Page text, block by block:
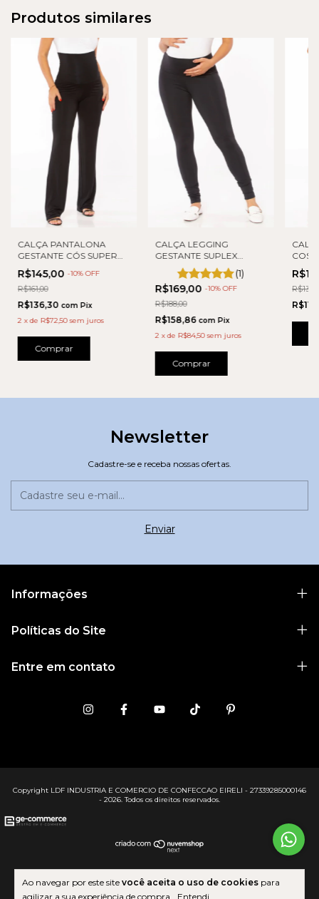
Ao navegar por este site você aceita o uso de cookies para
agilizar a sua experiência de compra.
Entendi
Produtos similares
CALÇA PANTALONA
GESTANTE CÓS SUPER
ALTO
R$145,00 -10% OFF
R$161,00
R$136,30 com Pix
2 xde R$72,50 sem juros
Comprar
CALÇA LEGGING
GESTANTE SUPLEX
LONGA ULTRA
CONFORTO
(1)
R$169,00 -10% OFF
R$188,00
R$158,86 com Pix
2 xde R$84,50 sem juros
Comprar
COS
Newsletter
Cadastre-se e receba nossas ofertas.
Informações
Políticas do Site
Entre em contato
Copyright LDF INDUSTRIA E COMERCIO DE CONFECCAO EIRELI - 27339285000146
- 2026. Todos os direitos reservados.